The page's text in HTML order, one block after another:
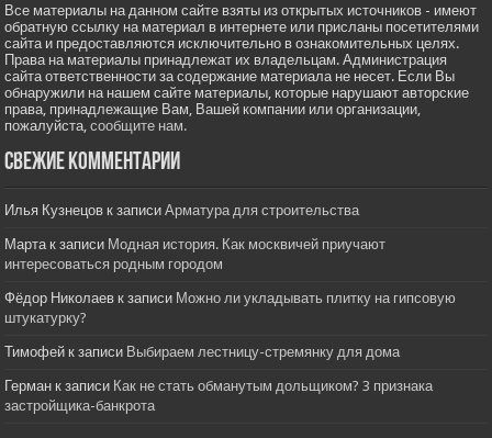
Все материалы на данном сайте взяты из открытых источников - имеют
обратную ссылку на материал в интернете или присланы посетителями
сайта и предоставляются исключительно в ознакомительных целях.
Права на материалы принадлежат их владельцам. Администрация
сайта ответственности за содержание материала не несет. Если Вы
обнаружили на нашем сайте материалы, которые нарушают авторские
права, принадлежащие Вам, Вашей компании или организации,
пожалуйста,сообщите нам.
Свежие комментарии
Илья Кузнецов к записиАрматура для строительства
Марта к записи Модная история. Как москвичей приучают
интересоваться родным городом
Фёдор Николаев к записи Можно ли укладывать плитку на гипсовую
штукатурку?
Тимофей к записи Выбираем лестницу-стремянку для дома
Герман к записи Как не стать обманутым дольщиком? 3 признака
застройщика-банкрота